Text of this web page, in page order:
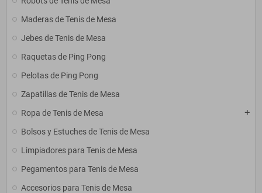
Maderas de Tenis de Mesa
Jebes de Tenis de Mesa
Raquetas de Ping Pong
Pelotas de Ping Pong
Zapatillas de Tenis de Mesa
Ropa de Tenis de Mesa
add
Bolsos y Estuches de Tenis de Mesa
Limpiadores para Tenis de Mesa
Pegamentos para Tenis de Mesa
Accesorios para Tenis de Mesa